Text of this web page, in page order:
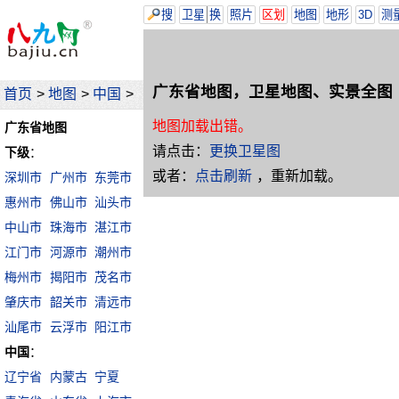
首页 > 地图 > 中国 >
广东省地图
下级：
深圳市
广州市 东莞市
惠州市 佛山市 汕头市
中山市 珠海市 湛江市
江门市 河源市 潮州市
梅州市 揭阳市 茂名市
肇庆市 韶关市 清远市
汕尾市 云浮市
阳江市
中国 ：
辽宁省
内蒙古 宁夏
搜 卫星 换 照片 区划 地图 地形 3D 测
广东省地图，卫星地图、实景全图
地图加载出错。
请点击：
更换卫星图
或者：
点击刷新 ，重新加载。